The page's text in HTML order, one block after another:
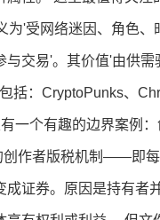
为'受网络迷因、角色
交易'。其价值'由供
括：CryptoPunks、
一个有趣的边界案例
创作者版税机制——即
证券。原因是持有者